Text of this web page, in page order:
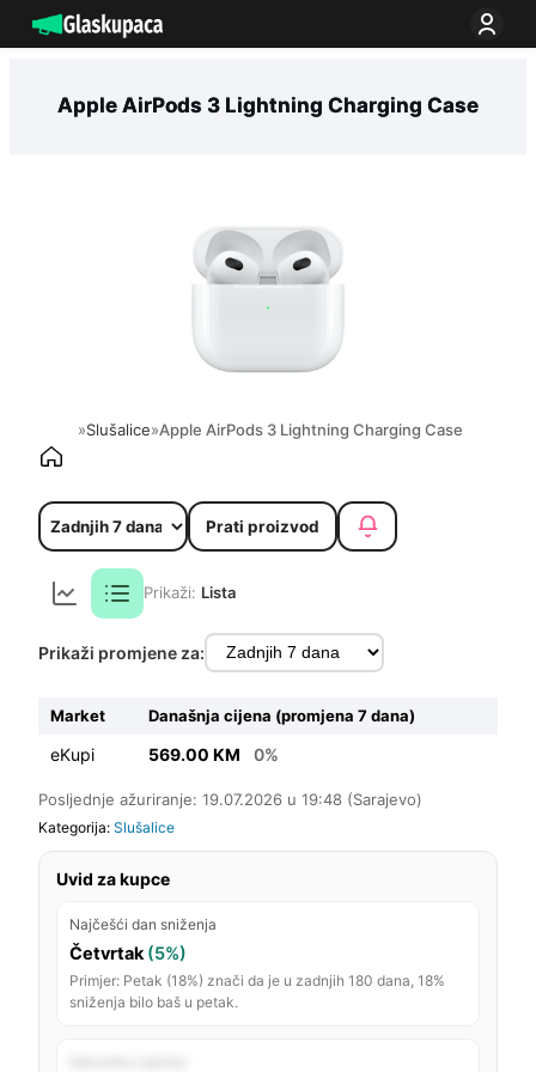
na
Apple AirPods 3 Lightning Charging Case
»Slušalice»Apple AirPods 3 Lightning Charging Case
Prati proizvod
Prikaži: Lista
Prikaži promjene za:
Market Današnja cijena (promjena 7 dana)
eKupi 569.00 KM 0%
Posljednje ažuriranje: 19.07.2026 u 19:48 (Sarajevo)
Kategorija: Slušalice
Uvid za kupce
Najčešći dan sniženja
Četvrtak (5%)
Primjer: Petak (18%) znači da je u zadnjih 180 dana, 18%
sniženja bilo baš u petak.